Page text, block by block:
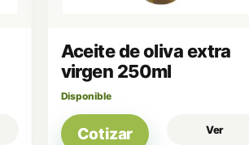
Aceite de oliva extra
virgen 250ml
Disponible
Cotizar Ver